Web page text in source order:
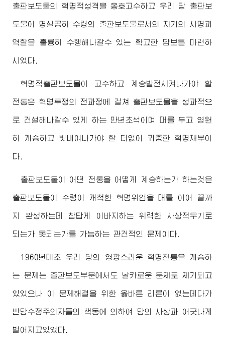
출판보도물의 혁명적성격을 옹호고수하고 우리 당 출판보
도물이 명실공히 수령의 출판보도물로서의 자기의 사명과
역할을 훌륭히 수행해나갈수 있는 확고한 담보를 마련하
시였다.
혁명적출판보도물이 고수하고 계승발전시켜나가야 할
전통은 혁명투쟁의 전과정에 걸쳐 출판보도물을 성과적으
로 건설해나갈수 있게 하는 만년초석이며 대를 두고 영원
히 계승하고 빛내여나가야 할 더없이 귀중한 혁명재부이
다.
출판보도물이 어떤 전통을 어떻게 계승하는가 하는것은
출판보도물이 수령이 개척한 혁명위업을 대를 이어 끝까
지 완성하는데 참답게 이바지하는 위력한 사상적무기로
되는가 못되는가를 가늠하는 관건적인 문제이다.
1960년대초 우리 당의 영광스러운 혁명전통을 계승하
는 문제는 출판보도부문에서도 날카로운 문제로 제기되고
있었으나 이 문제해결을 위한 옳바른 리론이 없는데다가
반당수정주의자들의 책동에 의하여 당의 사상과 어긋나게
벌어지고있었다.